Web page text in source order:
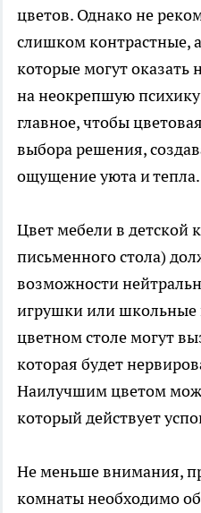
цветов. Однако не
слишком контрастные,
которые могут оказать
на неокрепшую
главное, чтобы
выбора решения,
ощущение уюта и тепла.
Цвет мебели в детской
письменного стола)
возможности
игрушки или школьные
цветном столе могут
которая будет
Наилучшим цветом
который действует
Не меньше внимания,
комнаты необходимо